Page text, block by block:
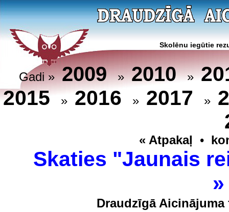
Skolēnu iegūtie
Gadi »2009 »2010 »
2015
» 2016 » 2017 »
« Atpakaļ •
Skaties "Jaunais
Draudzīgā